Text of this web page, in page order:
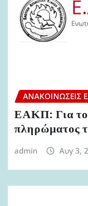
ΑΝΑΚΟΙΝΏΣΕΙΣ
ΕΑΚΠ: Για το
πληρώματος
admin Αυγ 3,